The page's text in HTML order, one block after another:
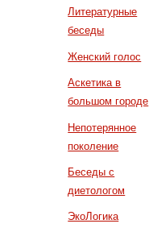
Литературные
беседы
Женский голос
Аскетика в
большом городе
Непотерянное
поколение
Беседы с
диетологом
ЭкоЛогика